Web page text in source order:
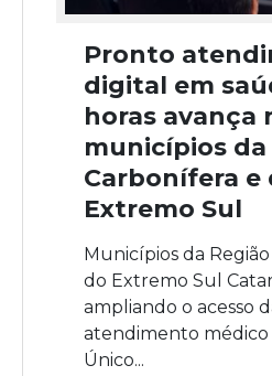
Pronto
digital em
horas avança
municípios da
Carbonífera e
Extremo Sul
Municípios da
do Extremo Sul
ampliando o acesso
atendimento médico
Único...